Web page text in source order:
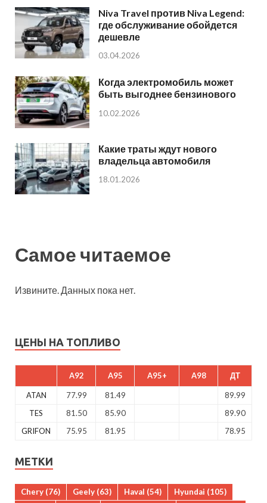
Niva Travel против Niva Legend:
где обслуживание обойдется
дешевле
03.04.2026
Когда электромобиль может
быть выгоднее бензинового
10.02.2026
Какие траты ждут нового
владельца автомобиля
18.01.2026
Самое читаемое
Извините. Данных пока нет.
ЦЕНЫ НА ТОПЛИВО
A92 A95 A95+ A98 ДТ
ATAN 77.99 81.49
89.99
TES
81.50 85.90
89.90
GRIFON
75.95 81.95 78.95
МЕТКИ
Chery (76) Geely (63) Haval (54) Hyundai (105)